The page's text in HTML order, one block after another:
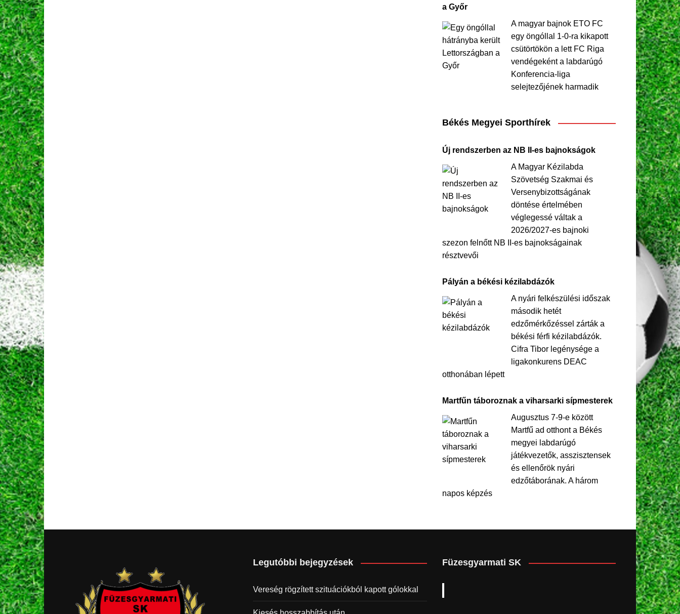
a Győr
A magyar bajnok ETO FC
egy öngóllal 1-0-ra kikapott
csütörtökön a lett FC Riga
vendégeként a labdarúgó
Konferencia-liga
selejtezőjének harmadik
Békés Megyei Sporthírek
Új rendszerben az NB II-es bajnokságok
A Magyar Kézilabda
Szövetség Szakmai és
Versenybizottságának
döntése értelmében
véglegessé váltak a
2026/2027-es bajnoki
szezon felnőtt NB II-es bajnokságainak
résztvevői
Pályán a békési kézilabdázók
A nyári felkészülési időszak
második hetét
edzőmérkőzéssel zárták a
békési férfi kézilabdázók.
Cifra Tibor legénysége a
ligakonkurens DEAC
otthonában lépett
Martfűn táboroznak a viharsarki sípmesterek
Augusztus 7-9-e között
Martfű ad otthont a Békés
megyei labdarúgó
játékvezetők, asszisztensek
és ellenőrök nyári
edzőtáborának. A három
napos képzés
Legutóbbi bejegyzések
Vereség rögzített szituációkból kapott gólokkal
Füzesgyarmati SK